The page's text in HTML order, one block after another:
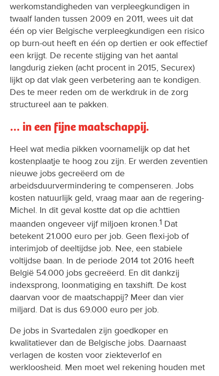
werkomstandigheden van verpleegkundigen in
twaalf landen tussen 2009 en 2011, wees uit dat
één op vier Belgische verpleegkundigen een risico
op burn-out heeft en één op dertien er ook effectief
een krijgt. De recente stijging van het aantal
langdurig zieken (acht procent in 2015, Securex)
lijkt op dat vlak geen verbetering aan te kondigen.
Des te meer reden om de werkdruk in de zorg
structureel aan te pakken.
… in een fijne maatschappij.
Heel wat media pikken voornamelijk op dat het
kostenplaatje te hoog zou zijn. Er werden zeventien
nieuwe jobs gecreëerd om de
arbeidsduurvermindering te compenseren. Jobs
kosten natuurlijk geld, vraag maar aan de regering-
Michel. In dit geval kostte dat op die achttien
maanden ongeveer vijf miljoen kronen.1 Dat
betekent 21.000 euro per job. Geen flexi-job of
interimjob of deeltijdse job. Nee, een stabiele
voltijdse baan. In de periode 2014 tot 2016 heeft
België 54.000 jobs gecreëerd. En dit dankzij
indexsprong, loonmatiging en taxshift. De kost
daarvan voor de maatschappij? Meer dan vier
miljard. Dat is dus 69.000 euro per job.
De jobs in Svartedalen zijn goedkoper en
kwalitatiever dan de Belgische jobs. Daarnaast
verlagen de kosten voor ziekteverlof en
werkloosheid. Men moet wel rekening houden met